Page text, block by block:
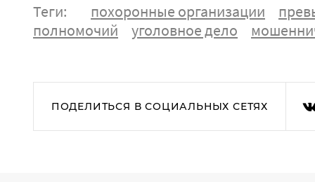
Теги: похоронные организации
полномочий
уголовное дело
ПОДЕЛИТЬСЯ В СОЦИАЛЬНЫХ СЕТЯХ